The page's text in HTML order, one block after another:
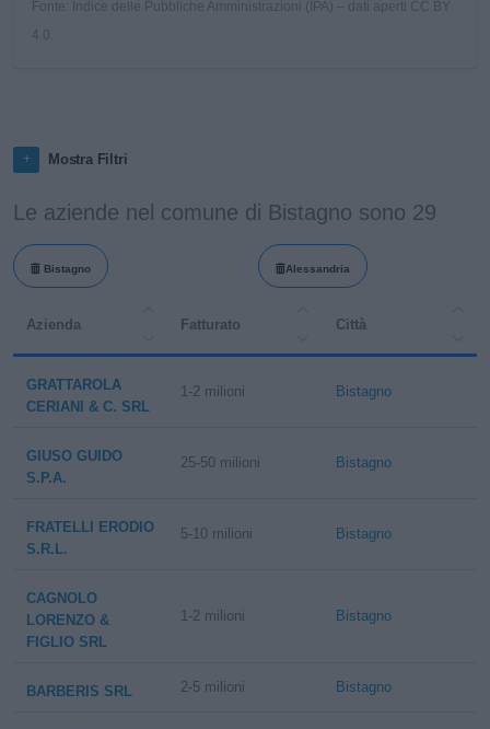
Fonte: Indice delle Pubbliche Amministrazioni (IPA) – dati aperti CC BY
Mostra Filtri
Le aziende nel comune di Bistagno sono 29
Bistagno Alessandria
Azienda Fatturato Città
GRATTAROLA
CERIANI & C. SRL
1-2 milioni Bistagno
GIUSO GUIDO
S.P.A.
25-50 milioni Bistagno
FRATELLI ERODIO
S.R.L.
5-10 milioni Bistagno
CAGNOLO
LORENZO &
FIGLIO SRL
1-2 milioni Bistagno
BARBERIS SRL 2-5 milioni Bistagno